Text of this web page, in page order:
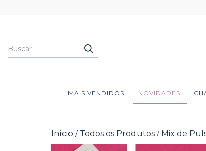
MAIS VENDIDOS! NOVIDADES!
Início / Todos os Produtos / Mix de